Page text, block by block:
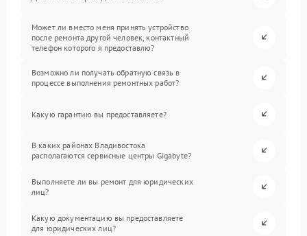
Может ли вместо меня принять устройство
после ремонта другой человек, контактный
телефон которого я предоставлю?
Возможно ли получать обратную связь в
процессе выполнения ремонтных работ?
Какую гарантию вы предоставляете?
В каких районах Владивостока
располагаются сервисные центры Gigabyte?
Выполняете ли вы ремонт для юридических
лиц?
Какую документацию вы предоставляете
для юридических лиц?